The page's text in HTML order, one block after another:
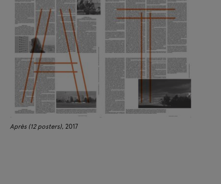
Après (12 posters), 2017